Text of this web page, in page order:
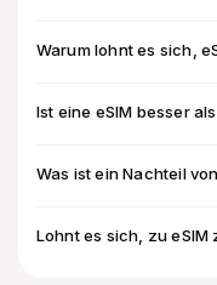
Warum lohnt es sich,
Ist eine eSIM besser
Was ist ein Nachteil
Lohnt es sich, zu eSIM